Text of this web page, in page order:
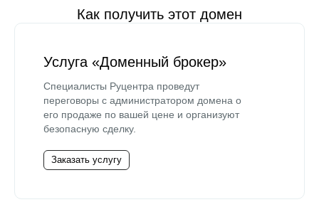
Как получить этот домен
Услуга «Доменный брокер»
Специалисты Руцентра проведут
переговоры с администратором домена о
его продаже по вашей цене и организуют
безопасную сделку.
Заказать услугу